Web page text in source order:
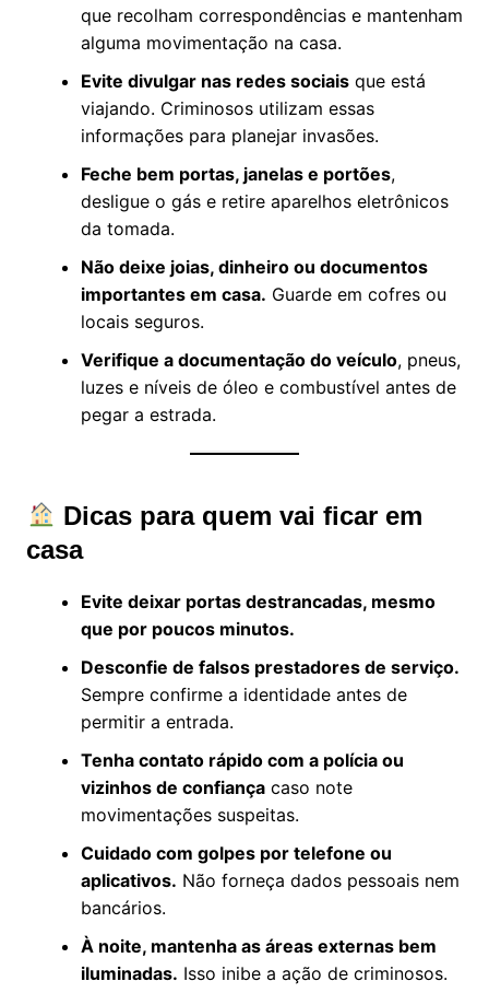
que recolham correspondências e mantenham
alguma movimentação na casa.
Evite divulgar nas redes sociaisque está
viajando. Criminosos utilizam essas
informações para planejar invasões.
Feche bem portas, janelas e portões,
desligue o gás e retire aparelhos eletrônicos
da tomada.
Não deixe joias, dinheiro ou documentos
importantes em casa. Guarde em cofres ou
locais seguros.
Verifique a documentação do veículo, pneus,
luzes e níveis de óleo e combustível antes de
pegar a estrada.
Dicas para quem vai ficar em
casa
Evite deixar portas destrancadas, mesmo
que por poucos minutos.
Desconfie de falsos prestadores de serviço.
Sempre confirme a identidade antes de
permitir a entrada.
Tenha contato rápido com a polícia ou
vizinhos de confiançacaso note
movimentações suspeitas.
Cuidado com golpes por telefone ou
aplicativos. Não forneça dados pessoais nem
bancários.
À noite, mantenha as áreas externas bem
iluminadas. Isso inibe a ação de criminosos.